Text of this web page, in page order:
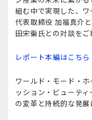
組む中で実現した、
代表取締役 加福真介
田宋徧氏との対談をご
レポート本編はこちら
ワールド・モード・
ッション・ビューテ
の変革と持続的な発展